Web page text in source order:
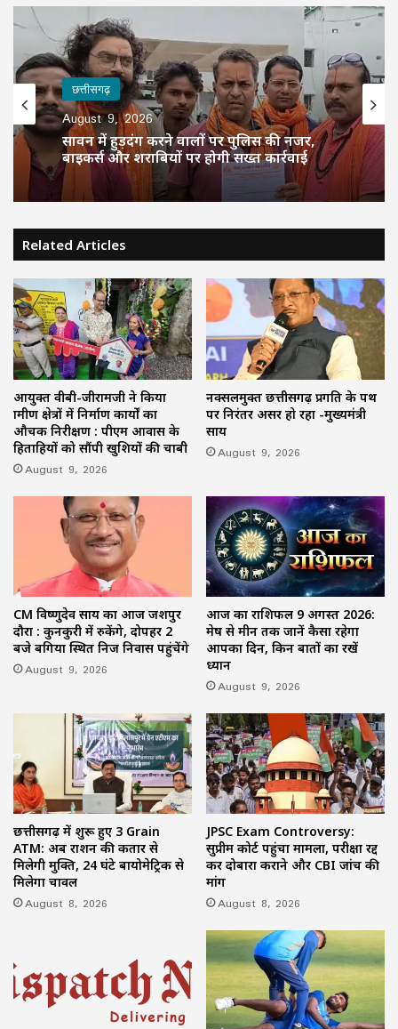
छत्तीसगढ़
August 9, 2026
सावन में हुड़दंग करने वालों पर पुलिस की नजर,
बाइकर्स और शराबियों पर होगी सख्त कार्रवाई
Related Articles
आयुक्त वीबी-जीरामजी ने किया
ग्रामीण क्षेत्रों में निर्माण कार्यों का
औचक निरीक्षण : पीएम आवास के
हितग्राहियों को सौंपी खुशियों की चाबी
August 9, 2026
नक्सलमुक्त छत्तीसगढ़ प्रगति के पथ
पर निरंतर अग्रसर हो रहा -मुख्यमंत्री
साय
August 9, 2026
CM विष्णुदेव साय का आज जशपुर
दौरा : कुनकुरी में रुकेंगे, दोपहर 2
बजे बगिया स्थित निज निवास पहुंचेंगे
August 9, 2026
आज का राशिफल 9 अगस्त 2026:
मेष से मीन तक जानें कैसा रहेगा
आपका दिन, किन बातों का रखें
ध्यान
August 9, 2026
छत्तीसगढ़ में शुरू हुए 3 Grain
ATM: अब राशन की कतार से
मिलेगी मुक्ति, 24 घंटे बायोमेट्रिक से
मिलेगा चावल
August 8, 2026
JPSC Exam Controversy:
सुप्रीम कोर्ट पहुंचा मामला, परीक्षा रद्द
कर दोबारा कराने और CBI जांच की
मांग
August 8, 2026